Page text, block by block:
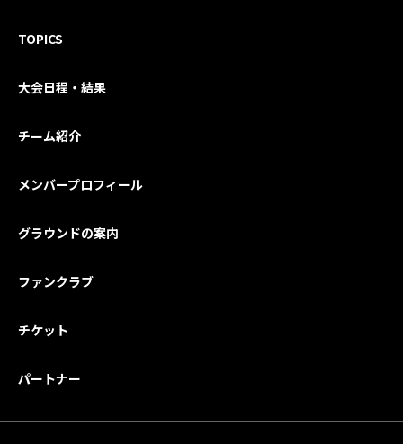
TOPICS
大会日程・結果
チーム紹介
メンバープロフィール
グラウンドの案内
ファンクラブ
チケット
パートナー